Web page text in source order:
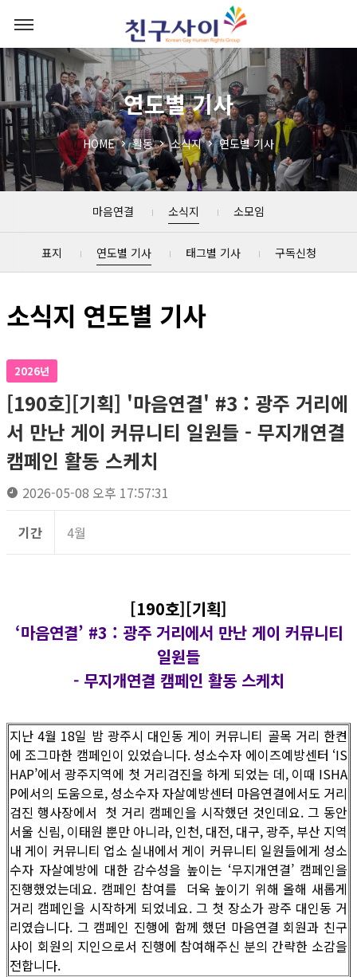
연도별 기사
HOME 활동 소식지 연도별 기사
마음연결 소식지 소모임
표지 연도별 기사 태그별 기사 구독신청
소식지 연도별 기사
2026년
[190호][기획] '마음연결' #3 : 광주 거리에
서 만난 게이 커뮤니티 일원들 - 무지개연결
캠페인 활동 스케치
2026-05-08 오후 17:57:31
기간 4월
[190호][기획]
‘마음연결’ #3 : 광주 거리에서 만난 게이 커뮤니티
일원들
- 무지개연결 캠페인 활동 스케치
지난 4월 18일 밤 광주시 대인동 게이 커뮤니티 골목 거리 한켠
에 조그마한 캠페인이 있었습니다. 성소수자 에이즈예방센터 ‘IS
HAP’에서 광주지역에 첫 거리검진을 하게 되었는 데, 이때 ISHA
P에서의 도움으로, 성소수자 자살예방센터 마음연결에서도 거리
검진 행사장에서 첫 거리 캠페인을 시작했던 것인데요. 그 동안
서울 신림, 이태원 뿐만 아니라, 인천, 대전, 대구, 광주, 부산 지역
내 게이 커뮤니티 업소 실내에서 게이 커뮤니티 일원들에게 성소
수자 자살예방에 대한 감수성을 높이는 ‘무지개연결’ 캠페인을
진행했었는데요. 캠페인 참여를 더욱 높이기 위해 올해 새롭게
거리 캠페인을 시작하게 되었네요. 그 첫 장소가 광주 대인동 거
리였습니다. 그 캠페인 진행에 함께 했던 마음연결 회원과 친구
사이 회원의 지인으로서 진행에 참여해주신 분의 간략한 소감을
전합니다.